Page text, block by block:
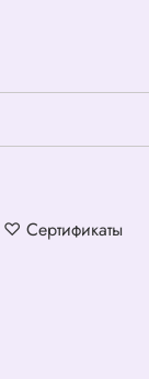
♡ Сертификаты